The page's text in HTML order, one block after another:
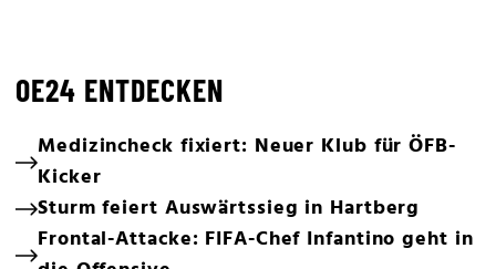
OE24 ENTDECKEN
Medizincheck fixiert: Neuer Klub für ÖFB-
Kicker
Sturm feiert Auswärtssieg in Hartberg
Frontal-Attacke: FIFA-Chef Infantino geht in